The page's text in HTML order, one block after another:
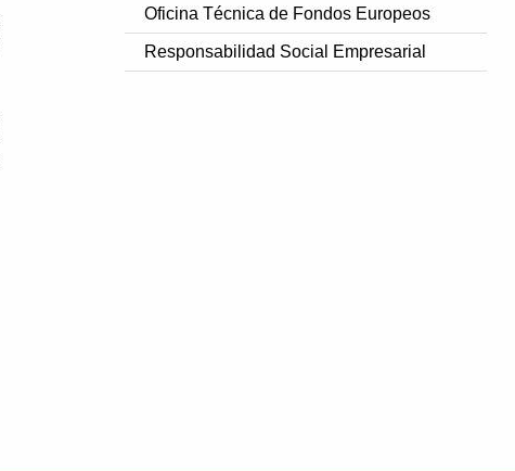
Oficina Técnica de Fondos Europeos
Responsabilidad Social Empresarial